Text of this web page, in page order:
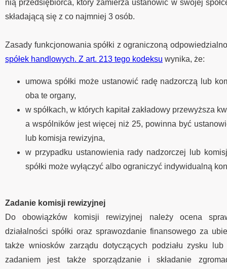
nią przedsiębiorca, który zamierza ustanowić w swojej
składającą się z co najmniej 3 osób.
Zasady funkcjonowania spółki z ograniczoną
spółek handlowych. Z art. 213 tego kodeksu wynika, że:
umowa spółki może ustanowić radę nadzorczą lub
oba te organy,
w spółkach, w których kapitał zakładowy przewyższa
a wspólników jest więcej niż 25, powinna być
lub komisja rewizyjna,
w przypadku ustanowienia rady nadzorczej lub
spółki może wyłączyć albo ograniczyć indywidualną
Zadanie komisji rewizyjnej
Do obowiązków komisji rewizyjnej należy ocena
działalności spółki oraz sprawozdanie finansowego za
także wniosków zarządu dotyczących podziału zysku
zadaniem jest także sporządzanie i składanie